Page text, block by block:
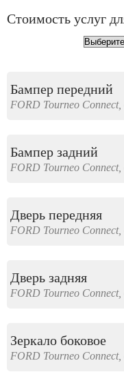
Стоимость услуг
Бампер передний
FORD Tourneo Connect,
Бампер задний
FORD Tourneo Connect,
Дверь передняя
FORD Tourneo Connect,
Дверь задняя
FORD Tourneo Connect,
Зеркало боковое
FORD Tourneo Connect,